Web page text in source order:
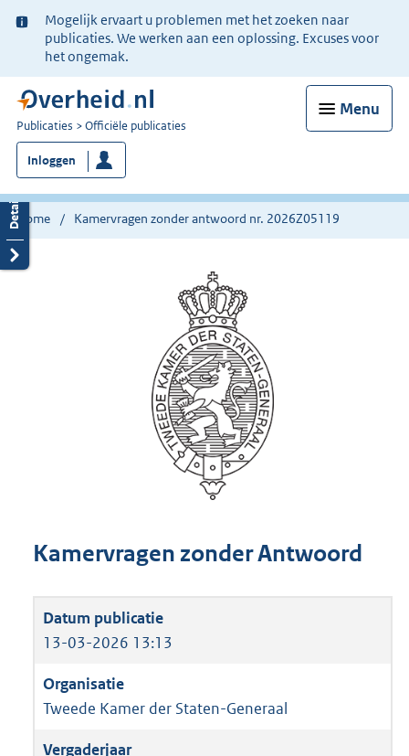
Ter
informatie:
Mogelijk ervaart u problemen met het zoeken naar
publicaties. We werken aan een oplossing. Excuses voor
het ongemak.
Menu
U
bent
nu
hier:
Publicaties Officiële publicaties
Inloggen
Home Kamervragen zonder antwoord nr. 2026Z05119
Kamervragen zonder Antwoord
13-03-2026 13:13
Tweede Kamer der Staten-Generaal